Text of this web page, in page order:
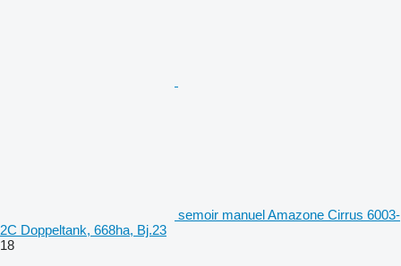
semoir manuel Amazone Cirrus 6003-
2C Doppeltank, 668ha, Bj.23
18